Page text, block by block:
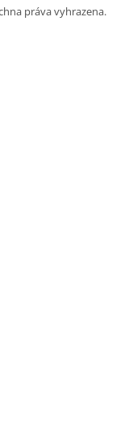
práva vyhrazena.